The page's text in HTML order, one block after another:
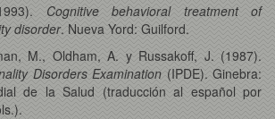
Cognitive behavioral treatment of
disorder. Nueva Yord: Guilford.
M., Oldham, A. y Russakoff, J. (1987).
Disorders Examination (IPDE). Ginebra:
de la Salud (traducción al español por